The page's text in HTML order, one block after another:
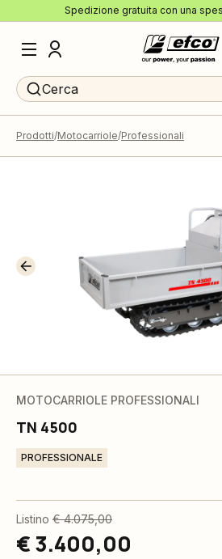
Spedizione gratuita con una
Cerca
Prodotti Motocarriole Professionali
MOTOCARRIOLE PROFESSIONALI
TN 4500
PROFESSIONALE
Listino € 4.075,00
€ 3.400,00